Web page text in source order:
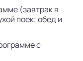
(завтрак в
поек; обед и
с